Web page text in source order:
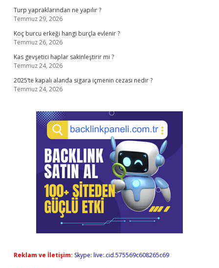
Turp yapraklarından ne yapılır ?
Temmuz 29, 2026
Koç burcu erkeği hangi burçla evlenir ?
Temmuz 26, 2026
Kas gevşetici haplar sakinleştirir mi ?
Temmuz 24, 2026
2025’te kapalı alanda sigara içmenin cezası nedir ?
Temmuz 24, 2026
Reklam ve İletişim: Skype: live:.cid.575569c608265c69